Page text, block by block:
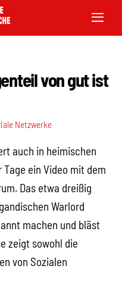
von gut ist
Netzwerke
auch in heimischen
ein Video mit dem
Das etwa dreißig
Warlord
machen und bläst
zeigt sowohl die
von Sozialen